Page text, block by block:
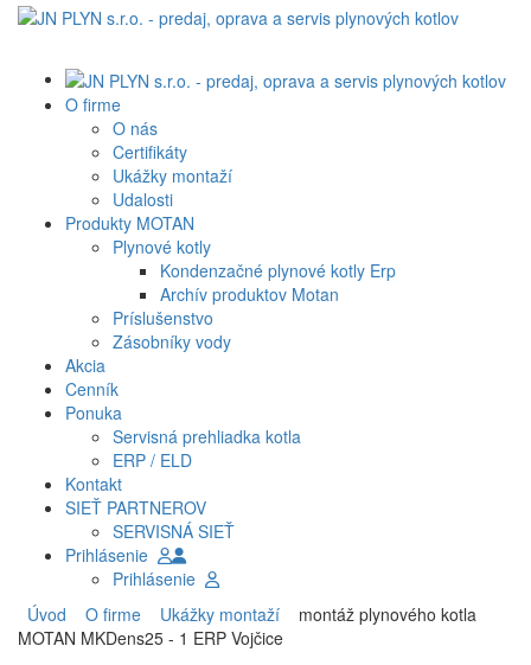
O firme
O nás
Certifikáty
Ukážky montaží
Udalosti
Produkty MOTAN
Plynové kotly
Kondenzačné plynové kotly Erp
Archív produktov Motan
Príslušenstvo
Zásobníky vody
Akcia
Cenník
Ponuka
Servisná prehliadka kotla
ERP / ELD
Kontakt
SIEŤ PARTNEROV
SERVISNÁ SIEŤ
Prihlásenie
Prihlásenie
Úvod
O firme Ukážky montaží
montáž plynového kotla
MOTAN MKDens25 - 1 ERP Vojčice